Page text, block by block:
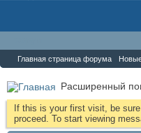
Главная страница форума
Расширенный
If this is your first visit, be
proceed. To start viewing